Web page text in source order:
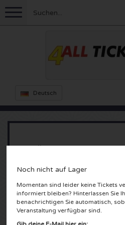
Deutsch
Menu
Ajax Karten
England
Spanien
Kensington Karten
Snoop Dogg Karten
Milkshake Karten
DGTL Karten
Awakenings Karten
Formel 1
Kickboxen
Dance
Armin van Buuren karten
Reverze Karten
Theater
TAFKAL Karten
Noch nicht auf Lager
Momentan sind leider keine Tickets
informiert bleiben? Hinterlassen Sie
benachrichtigen Sie automatisch,
Veranstaltung verfügbar sind.
Snelle
Amsterdam, Nederland